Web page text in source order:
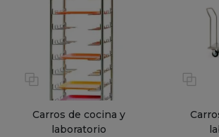
Carros de cocina y
laboratorio